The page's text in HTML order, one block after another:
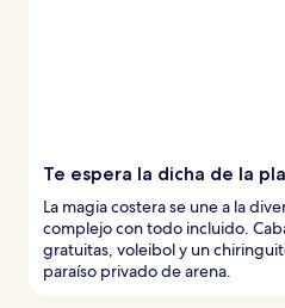
Te espera la dicha de la
La magia costera se une a la
complejo con todo incluido.
gratuitas, voleibol y un
paraíso privado de arena.